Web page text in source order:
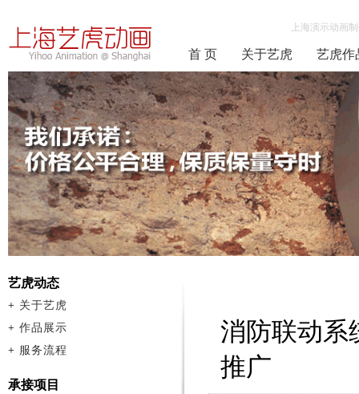
上海演示动画
首 页 关于艺虎 艺虎作
消防联动系
推广
艺虎动态
+ 关于艺虎
+ 作品展示
+ 服务流程
承接项目